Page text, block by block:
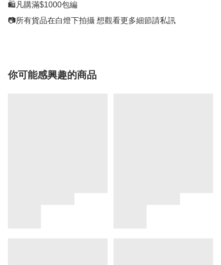
🛍凡購滿$1000包編
📷所有貨品在白燈下拍攝 想觀看更多細節請私訊
你可能感興趣的商品